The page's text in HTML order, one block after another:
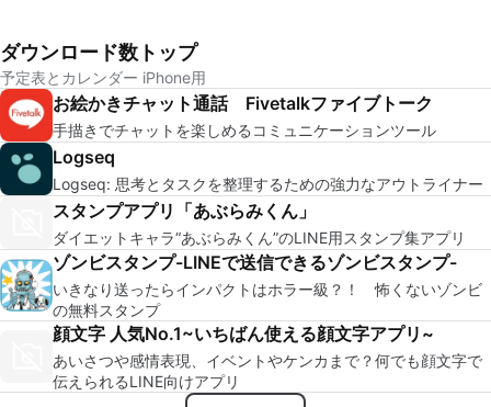
ダウンロード数トップ
予定表とカレンダー iPhone用
お絵かきチャット通話 Fivetalkファイブトーク
手描きでチャットを楽しめるコミュニケーションツール
Logseq
Logseq: 思考とタスクを整理するための強力なアウトライナー
スタンプアプリ「あぶらみくん」
ダイエットキャラ“あぶらみくん”のLINE用スタンプ集アプリ
ゾンビスタンプ-LINEで送信できるゾンビスタンプ-
いきなり送ったらインパクトはホラー級？！ 怖くないゾンビ
の無料スタンプ
顔文字 人気No.1~いちばん使える顔文字アプリ~
あいさつや感情表現、イベントやケンカまで？何でも顔文字で
伝えられるLINE向けアプリ